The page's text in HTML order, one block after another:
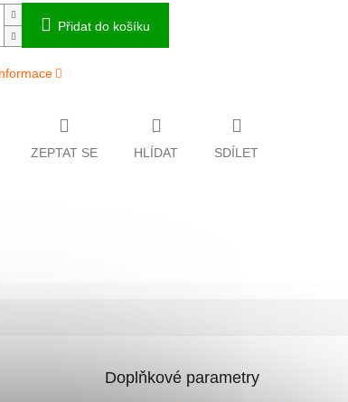
Přidat do košíku
ZEPTAT SE HLÍDAT SDÍLET
Doplňkové parametry